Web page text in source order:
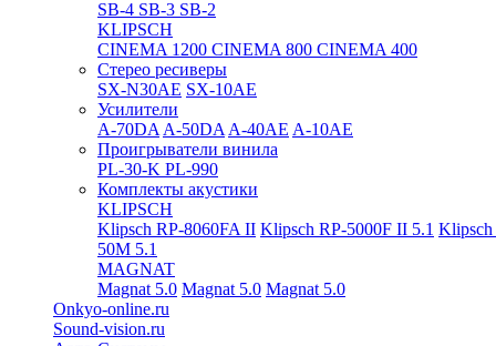
SB-4 SB-3 SB-2
KLIPSCH
CINEMA 1200 CINEMA 800 CINEMA 400
Стерео ресиверы
SX-N30AE SX-10AE
Усилители
A-70DA A-50DA A-40AE A-10AE
Проигрыватели винила
PL-30-K PL-990
Комплекты акустики
KLIPSCH
Klipsch RP-8060FA II Klipsch RP-5000F II 5.1 Klipsch
50M 5.1
MAGNAT
Magnat 5.0 Magnat 5.0 Magnat 5.0
Onkyo-online.ru
Sound-vision.ru